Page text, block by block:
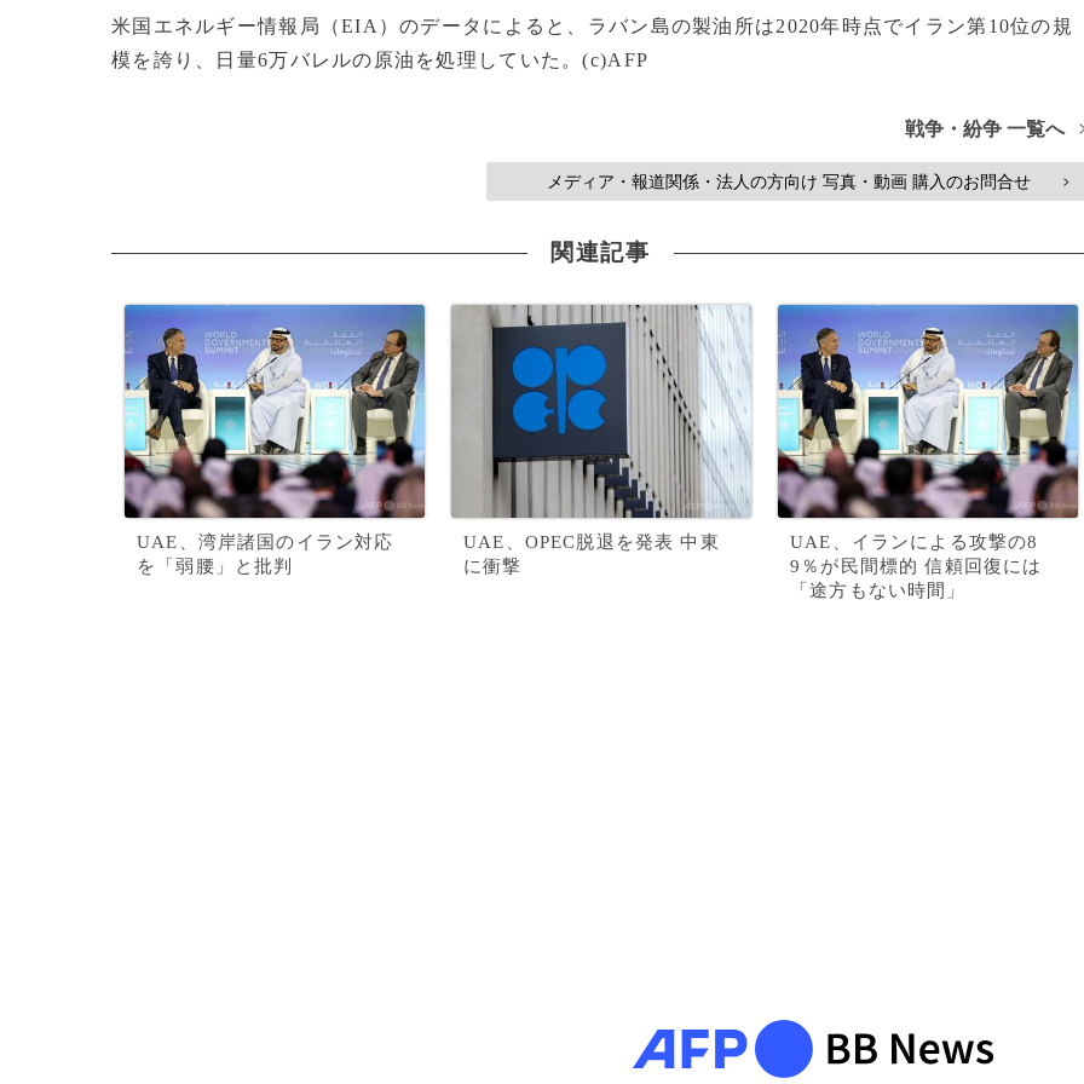
米国エネルギー情報局（EIA）のデータによると、ラバン島の製油所は2020年時点でイラン第10位の規
模を誇り、日量6万バレルの原油を処理していた。(c)AFP
戦争・紛争 一覧へ
メディア・報道関係・法人の方向け 写真・動画 購入のお問合せ >
関連記事
UAE、湾岸諸国のイラン対応
を「弱腰」と批判
UAE、OPEC脱退を発表 中東
に衝撃
UAE、イランによる攻撃の8
9％が民間標的 信頼回復には
「途方もない時間」